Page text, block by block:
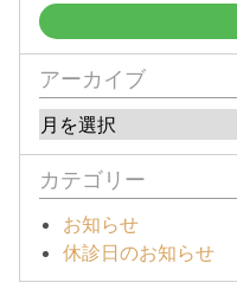
アーカイブ
カテゴリー
お知らせ
休診日のお知らせ